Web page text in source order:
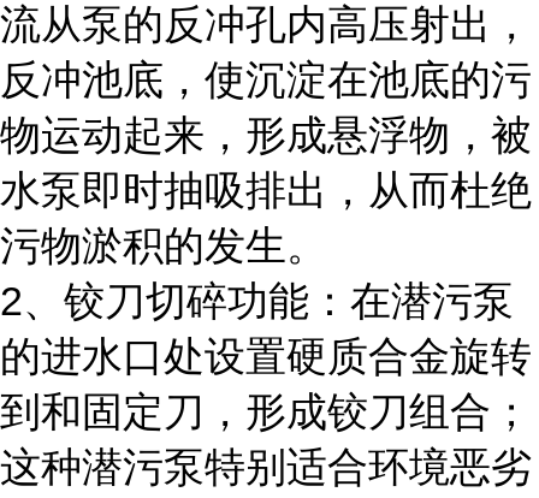
流从泵的反冲孔内高压射出，
反冲池底，使沉淀在池底的污
物运动起来，形成悬浮物，被
水泵即时抽吸排出，从而杜绝
污物淤积的发生。
2、铰刀切碎功能：在潜污泵
的进水口处设置硬质合金旋转
到和固定刀，形成铰刀组合；
这种潜污泵特别适合环境恶劣